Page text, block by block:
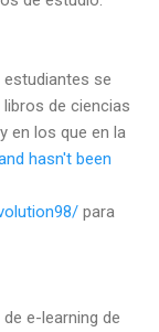
se
de ciencias
en los que en la
hasn't been
para
e-learning de